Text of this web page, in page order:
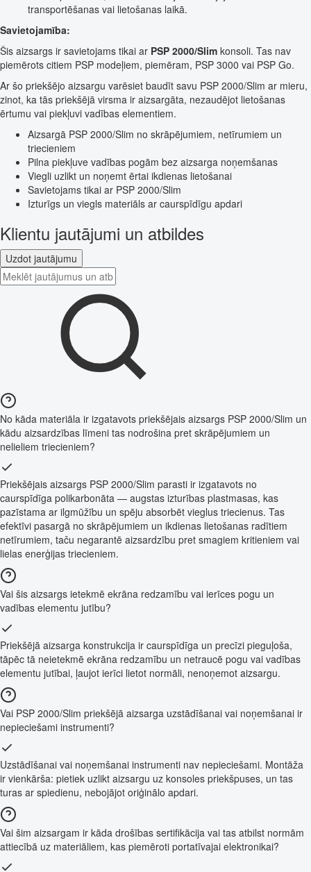
transportēšanas vai lietošanas laikā.
Savietojamība:
Šis aizsargs ir savietojams tikai ar PSP 2000/Slim konsoli. Tas nav
piemērots citiem PSP modeļiem, piemēram, PSP 3000 vai PSP Go.
Ar šo priekšējo aizsargu varēsiet baudīt savu PSP 2000/Slim ar mieru,
zinot, ka tās priekšējā virsma ir aizsargāta, nezaudējot lietošanas
ērtumu vai piekļuvi vadības elementiem.
Aizsargā PSP 2000/Slim no skrāpējumiem, netīrumiem un
triecieniem
Pilna piekļuve vadības pogām bez aizsarga noņemšanas
Viegli uzlikt un noņemt ērtai ikdienas lietošanai
Savietojams tikai ar PSP 2000/Slim
Izturīgs un viegls materiāls ar caurspīdīgu apdari
Klientu jautājumi un atbildes
Uzdot jautājumu
No kāda materiāla ir izgatavots priekšējais aizsargs PSP 2000/Slim un
kādu aizsardzības līmeni tas nodrošina pret skrāpējumiem un
nelieliem triecieniem?
Priekšējais aizsargs PSP 2000/Slim parasti ir izgatavots no
caurspīdīga polikarbonāta — augstas izturības plastmasas, kas
pazīstama ar ilgmūžību un spēju absorbēt vieglus triecienus. Tas
efektīvi pasargā no skrāpējumiem un ikdienas lietošanas radītiem
netīrumiem, taču negarantē aizsardzību pret smagiem kritieniem vai
lielas enerģijas triecieniem.
Vai šis aizsargs ietekmē ekrāna redzamību vai ierīces pogu un
vadības elementu jutību?
Priekšējā aizsarga konstrukcija ir caurspīdīga un precīzi pieguļoša,
tāpēc tā neietekmē ekrāna redzamību un netraucē pogu vai vadības
elementu jutībai, ļaujot ierīci lietot normāli, nenoņemot aizsargu.
Vai PSP 2000/Slim priekšējā aizsarga uzstādīšanai vai noņemšanai ir
nepieciešami instrumenti?
Uzstādīšanai vai noņemšanai instrumenti nav nepieciešami. Montāža
ir vienkārša: pietiek uzlikt aizsargu uz konsoles priekšpuses, un tas
turas ar spiedienu, nebojājot oriģinālo apdari.
Vai šim aizsargam ir kāda drošības sertifikācija vai tas atbilst normām
attiecībā uz materiāliem, kas piemēroti portatīvajai elektronikai?